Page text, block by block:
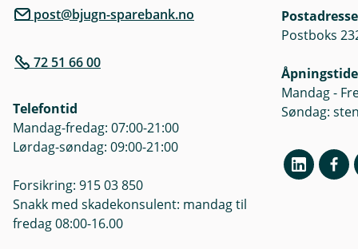
post@bjugn-sparebank.no
72 51 66 00
Telefontid
Mandag-fredag: 07:00-21:00
Lørdag-søndag: 09:00-21:00
Forsikring: 915 03 850
Snakk med skadekonsulent: mandag til
fredag 08:00-16.00
Postadresse
Postboks
Mandag -
Søndag: